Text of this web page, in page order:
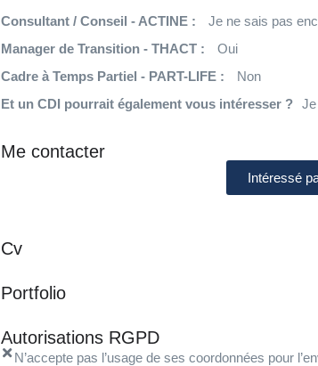
Consultant / Conseil - ACTINE :
Je ne sais pas
Manager de Transition - THACT :
Oui
Cadre à Temps Partiel - PART-LIFE :
Non
Et un CDI pourrait également vous intéresser ?
Me contacter
Intéressé
Cv
Portfolio
Autorisations RGPD
N’accepte pas l’usage de ses coordonnées pour